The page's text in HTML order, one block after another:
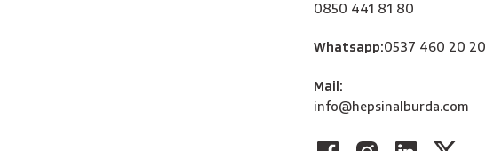
0850 441 81 80
Whatsapp:0537 460 20 20
Mail:
info@hepsinalburda.com